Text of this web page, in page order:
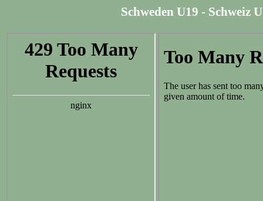
Schweden U19 - Schweiz